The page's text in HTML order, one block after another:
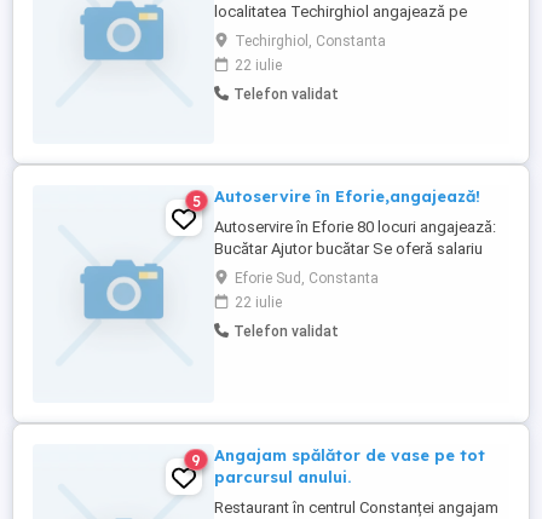
localitatea Techirghiol angajează pe
perioada nedeterminata(post permanent)
pe următoarele funcții: -bucătar; -asistent
medical; 12 24 12 48 -infirmiera; -
kinetoterapeut. Detalii la telefon sau mail !
Techirghiol, Constanta
22 iulie
Telefon validat
5 Autoservire în Eforie,angajează!
Autoservire în Eforie 80 locuri angajează:
Bucătar Ajutor bucătar Se oferă salariu
atractiv și cazare!
Eforie Sud, Constanta
22 iulie
Telefon validat
9
Angajam spălător de vase pe tot
parcursul anului.
Restaurant în centrul Constanței angajam